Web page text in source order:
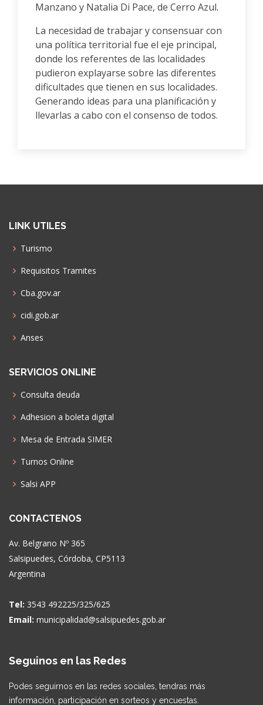
Manzano y Natalia Di Pace, de Cerro Azul.
La necesidad de trabajar y consensuar con
una política territorial fue el eje principal,
donde los referentes de las localidades
pudieron explayarse sobre las diferentes
dificultades que tienen en sus localidades.
Generando ideas para una planificación y
llevarlas a cabo con el consenso de todos.
LINK UTILES
Turismo
Requisitos Tramites
Cba.gov.ar
cidi.gob.ar
Anses
SERVICIOS ONLINE
Consulta deuda
Adhesion a boleta digital
Mesa de Entrada SIMER
Turnos Online
Salsi APP
CONTACTENOS
Av. Belgrano Nº 365
Salsipuedes, Córdoba, CP5113
Argentina
Tel: 3543 492225/325/625
Email: municipalidad@salsipuedes.gob.ar
Seguinos en las Redes
Podes seguirnos en las redes sociales, tendras más
información, participación en sorteos y encuestas.